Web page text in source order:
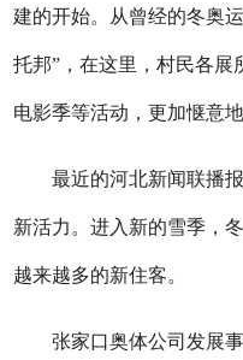
建的开始。从曾经的冬奥
托邦”，在这里，村民各展
电影季等活动，更加惬意
最近的河北新闻联播报
新活力。进入新的雪季，
越来越多的新住客。
张家口奥体公司发展事